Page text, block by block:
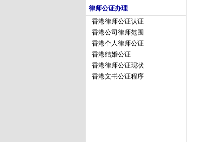
律师公证办理
香港律师公证认证
香港公司律师范围
香港个人律师公证
香港结婚公证
香港律师公证现状
香港文书公证程序